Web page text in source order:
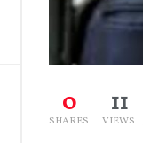
0
SHARES
11
VIEWS